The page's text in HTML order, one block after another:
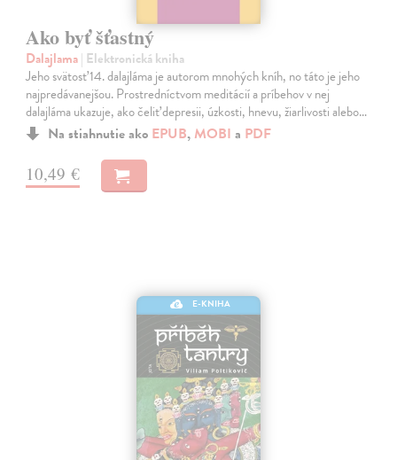
Ako byť šťastný
Dalajlama| Elektronická kniha
Jeho svätosť 14. dalajláma je autorom mnohých kníh, no táto je jeho
najpredávanejšou. Prostredníctvom meditácií a príbehov v nej
dalajláma ukazuje, ako čeliť depresii, úzkosti, hnevu, žiarlivosti alebo…
Na stiahnutie ako EPUB, MOBI a PDF
10,49 €
E-KNIHA